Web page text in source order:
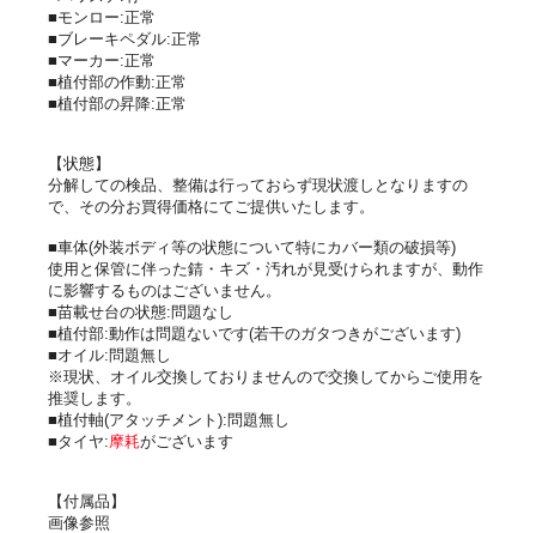
■モンロー:正常
■ブレーキペダル:正常
■マーカー:正常
■植付部の作動:正常
■植付部の昇降:正常
【状態】
分解しての検品、整備は行っておらず現状渡しとなりますの
で、その分お買得価格にてご提供いたします。
■車体(外装ボディ等の状態について特にカバー類の破損等)
使用と保管に伴った錆・キズ・汚れが見受けられますが、動作
に影響するものはございません。
■苗載せ台の状態:問題なし
■植付部:動作は問題ないです(若干のガタつきがございます)
■オイル:問題無し
※現状、オイル交換しておりませんので交換してからご使用を
推奨します。
■植付軸(アタッチメント):問題無し
■タイヤ:摩耗がございます
【付属品】
画像参照